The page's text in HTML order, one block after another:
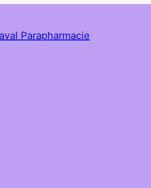
Parapharmacie